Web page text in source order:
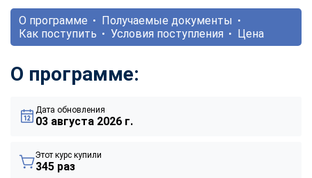
О программе
Получаемые документы
Как поступить
Условия поступления Цена
О программе:
Дата обновления
03 августа 2026 г.
Этот курс купили
345 раз